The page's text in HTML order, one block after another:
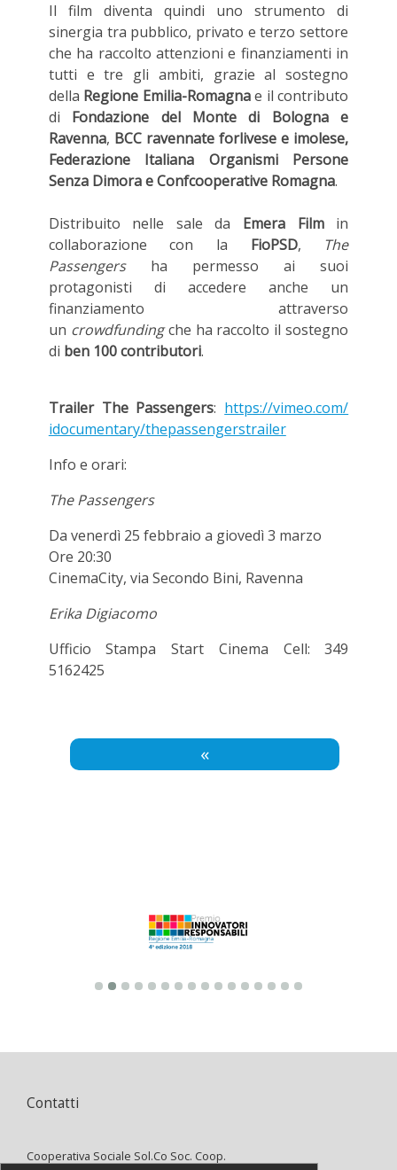
Il film diventa quindi uno strumento di
sinergia tra pubblico, privato e terzo settore
che ha raccolto attenzioni e finanziamenti in
tutti e tre gli ambiti, grazie al sostegno
della Regione Emilia-Romagnae il contributo
di Fondazione del Monte di Bologna e
Ravenna, BCC ravennate forlivese e imolese,
Federazione Italiana Organismi Persone
Senza Dimora e Confcooperative Romagna.
Distribuito nelle sale da Emera Filmin
collaborazione con la FioPSD, The
Passengersha permesso ai suoi
protagonisti di accedere anche un
finanziamento attraverso
un crowdfundingche ha raccolto il sostegno
di ben 100 contributori.
Trailer The Passengers: https://vimeo.com/
idocumentary/thepassengerstrailer
Info e orari:
The Passengers
Da venerdì 25 febbraio a giovedì 3 marzo
Ore 20:30
CinemaCity, via Secondo Bini, Ravenna
Erika Digiacomo
Ufficio Stampa Start Cinema Cell: 349
5162425
«
Contatti
Cooperativa Sociale Sol.Co Soc. Coop.